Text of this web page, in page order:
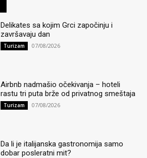
Delikates sa kojim Grci započinju i
završavaju dan
Turizam 07/08/2026
Airbnb nadmašio očekivanja – hoteli
rastu tri puta brže od privatnog smeštaja
Turizam 07/08/2026
Da li je italijanska gastronomija samo
dobar posleratni mit?